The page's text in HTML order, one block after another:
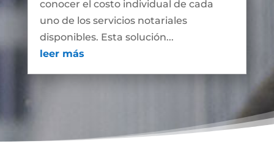
conocer el costo individual de cada
uno de los servicios notariales
disponibles. Esta solución...
leer más